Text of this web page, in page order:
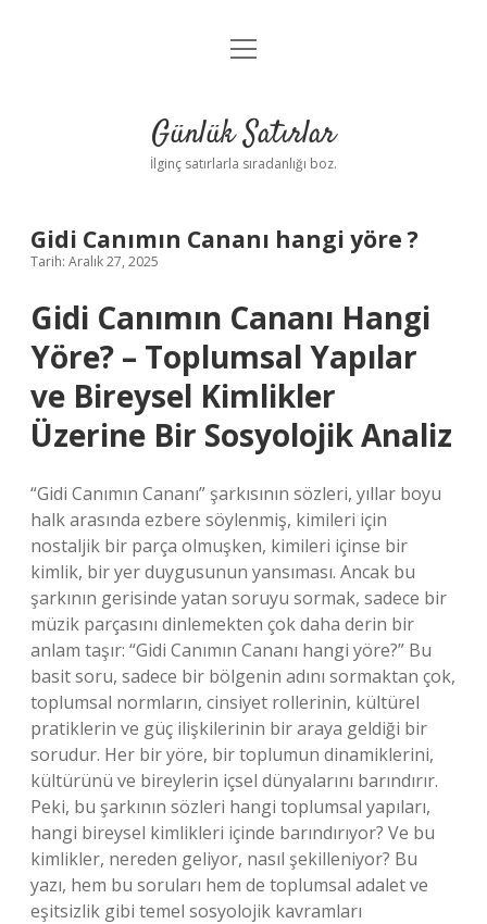
Anasayfa
Yasal Uyarı
menüyü
Günlük Satırlar
İlginç satırlarla sıradanlığı boz.
Gidi Canımın Cananı hangi yöre ?
Tarih: Aralık 27, 2025
Gidi Canımın Cananı Hangi
Yöre? – Toplumsal Yapılar
ve Bireysel Kimlikler
Üzerine Bir Sosyolojik Analiz
“Gidi Canımın Cananı” şarkısının sözleri, yıllar boyu
halk arasında ezbere söylenmiş, kimileri için
nostaljik bir parça olmuşken, kimileri içinse bir
kimlik, bir yer duygusunun yansıması. Ancak bu
şarkının gerisinde yatan soruyu sormak, sadece bir
müzik parçasını dinlemekten çok daha derin bir
anlam taşır: “Gidi Canımın Cananı hangi yöre?” Bu
basit soru, sadece bir bölgenin adını sormaktan çok,
toplumsal normların, cinsiyet rollerinin, kültürel
pratiklerin ve güç ilişkilerinin bir araya geldiği bir
sorudur. Her bir yöre, bir toplumun dinamiklerini,
kültürünü ve bireylerin içsel dünyalarını barındırır.
Peki, bu şarkının sözleri hangi toplumsal yapıları,
hangi bireysel kimlikleri içinde barındırıyor? Ve bu
kimlikler, nereden geliyor, nasıl şekilleniyor? Bu
yazı, hem bu soruları hem de toplumsal adalet ve
eşitsizlik gibi temel sosyolojik kavramları